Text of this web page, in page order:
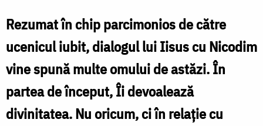
cu
Nicodim
-
reprezentare
iconografică
Rezumat în chip parcimonios de către
ucenicul iubit, dialogul lui Iisus cu Nicodim
vine spună multe omului de astăzi. În
partea de început, Îi devoalează
divinitatea. Nu oricum, ci în relație cu